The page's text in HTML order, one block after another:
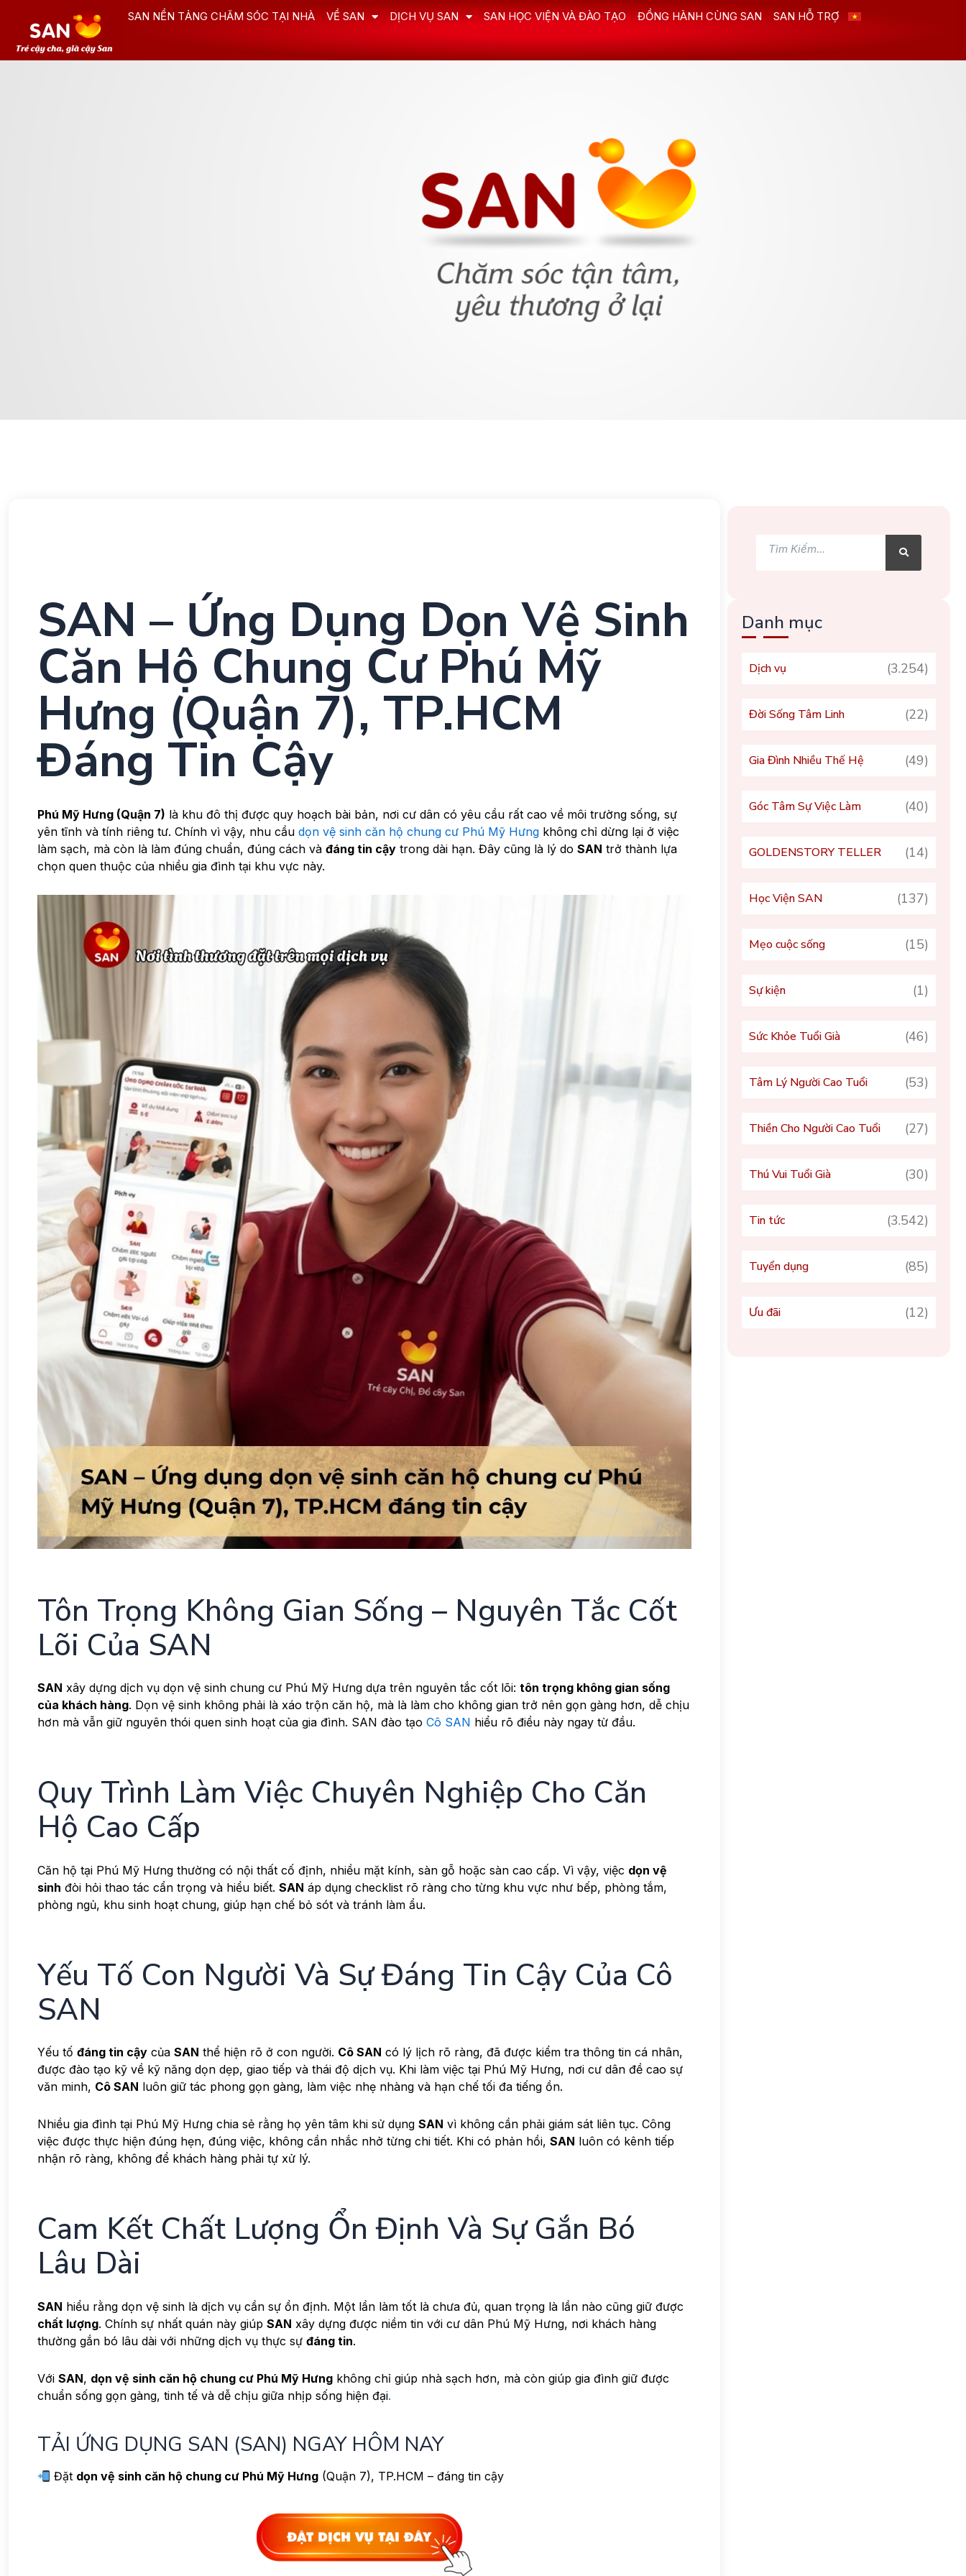
dung
SAN NỀN TẢNG CHĂM SÓC TẠI NHÀ VỀ SAN DỊCH VỤ SAN SAN HỌC VIỆN VÀ ĐÀO TẠO ĐỒNG HÀNH CÙNG SAN SAN HỖ TRỢ
SAN – Ứng Dụng Dọn Vệ Sinh
Căn Hộ Chung Cư Phú Mỹ
Hưng (Quận 7), TP.HCM
Đáng Tin Cậy
Phú Mỹ Hưng (Quận 7) là khu đô thị được quy hoạch bài bản, nơi cư dân có yêu cầu rất cao về môi trường sống, sự
yên tĩnh và tính riêng tư. Chính vì vậy, nhu cầu dọn vệ sinh căn hộ chung cư Phú Mỹ Hưng không chỉ dừng lại ở việc
làm sạch, mà còn là làm đúng chuẩn, đúng cách và đáng tin cậy trong dài hạn. Đây cũng là lý do SAN trở thành lựa
chọn quen thuộc của nhiều gia đình tại khu vực này.
Tôn Trọng Không Gian Sống – Nguyên Tắc Cốt
Lõi Của SAN
SAN xây dựng dịch vụ dọn vệ sinh chung cư Phú Mỹ Hưng dựa trên nguyên tắc cốt lõi: tôn trọng không gian sống
của khách hàng. Dọn vệ sinh không phải là xáo trộn căn hộ, mà là làm cho không gian trở nên gọn gàng hơn, dễ chịu
hơn mà vẫn giữ nguyên thói quen sinh hoạt của gia đình. SAN đào tạo Cô SAN hiểu rõ điều này ngay từ đầu.
Quy Trình Làm Việc Chuyên Nghiệp Cho Căn
Hộ Cao Cấp
Căn hộ tại Phú Mỹ Hưng thường có nội thất cố định, nhiều mặt kính, sàn gỗ hoặc sàn cao cấp. Vì vậy, việc dọn vệ
sinh đòi hỏi thao tác cẩn trọng và hiểu biết. SAN áp dụng checklist rõ ràng cho từng khu vực như bếp, phòng tắm,
phòng ngủ, khu sinh hoạt chung, giúp hạn chế bỏ sót và tránh làm ẩu.
Yếu Tố Con Người Và Sự Đáng Tin Cậy Của Cô
SAN
Yếu tố đáng tin cậy của SAN thể hiện rõ ở con người. Cô SAN có lý lịch rõ ràng, đã được kiểm tra thông tin cá nhân,
được đào tạo kỹ về kỹ năng dọn dẹp, giao tiếp và thái độ dịch vụ. Khi làm việc tại Phú Mỹ Hưng, nơi cư dân đề cao sự
văn minh, Cô SAN luôn giữ tác phong gọn gàng, làm việc nhẹ nhàng và hạn chế tối đa tiếng ồn.
Nhiều gia đình tại Phú Mỹ Hưng chia sẻ rằng họ yên tâm khi sử dụng SAN vì không cần phải giám sát liên tục. Công
việc được thực hiện đúng hẹn, đúng việc, không cần nhắc nhở từng chi tiết. Khi có phản hồi, SAN luôn có kênh tiếp
nhận rõ ràng, không để khách hàng phải tự xử lý.
Cam Kết Chất Lượng Ổn Định Và Sự Gắn Bó
Lâu Dài
SAN hiểu rằng dọn vệ sinh là dịch vụ cần sự ổn định. Một lần làm tốt là chưa đủ, quan trọng là lần nào cũng giữ được
chất lượng. Chính sự nhất quán này giúp SAN xây dựng được niềm tin với cư dân Phú Mỹ Hưng, nơi khách hàng
thường gắn bó lâu dài với những dịch vụ thực sự đáng tin.
Với SAN, dọn vệ sinh căn hộ chung cư Phú Mỹ Hưng không chỉ giúp nhà sạch hơn, mà còn giúp gia đình giữ được
chuẩn sống gọn gàng, tinh tế và dễ chịu giữa nhịp sống hiện đại.
TẢI ỨNG DỤNG SAN (SAN) NGAY HÔM NAY
Đặt dọn vệ sinh căn hộ chung cư Phú Mỹ Hưng (Quận 7), TP.HCM – đáng tin cậy
kiếm
Tìm
Danh mục
Dịch vụ (3.254)
Đời Sống Tâm Linh (22)
Gia Đình Nhiều Thế Hệ (49)
Góc Tâm Sự Việc Làm (40)
GOLDENSTORY TELLER (14)
Học Viện SAN (137)
Mẹo cuộc sống (15)
Sự kiện (1)
Sức Khỏe Tuổi Già (46)
Tâm Lý Người Cao Tuổi (53)
Thiền Cho Người Cao Tuổi (27)
Thú Vui Tuổi Già (30)
Tin tức (3.542)
Tuyển dụng (85)
Ưu đãi (12)